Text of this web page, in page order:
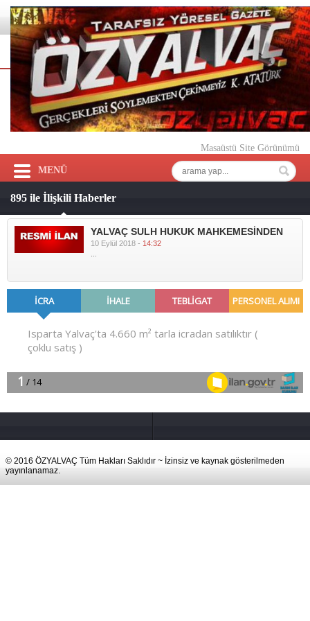
Masaüstü Site Görünümü
MENÜ
895 ile İlişkili Haberler
YALVAÇ SULH HUKUK MAHKEMESİNDEN
10 Eylül 2018 - 14:32
© 2016 ÖZYALVAÇ Tüm Hakları Saklıdır ~ İzinsiz ve kaynak gösterilmeden
yayınlanamaz.